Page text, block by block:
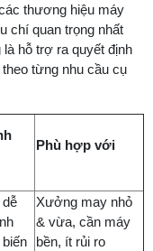
thương hiệu máy
chí quan trọng nhất
hỗ trợ ra quyết định
từng nhu cầu cụ
Phù hợp với
dễ
Xưởng may nhỏ
& vừa, cần máy
bền, ít rủi ro